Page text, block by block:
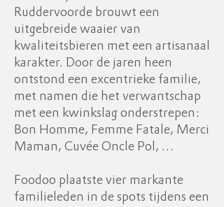
Ruddervoorde brouwt een
uitgebreide waaier van
kwaliteitsbieren met een artisanaal
karakter. Door de jaren heen
ontstond een excentrieke familie,
met namen die het verwantschap
met een kwinkslag onderstrepen:
Bon Homme, Femme Fatale, Merci
Maman, Cuvée Oncle Pol, …
Foodoo plaatste vier markante
familieleden in de spots tijdens een